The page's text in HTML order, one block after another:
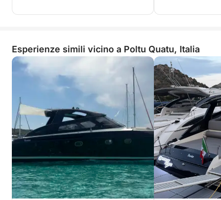
Esperienze simili vicino a Poltu Quatu, Italia